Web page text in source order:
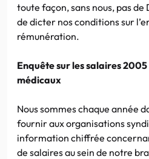
toute façon, sans nous, pas de
de dicter nos conditions sur
rémunération.
Enquête sur les salaires
médicaux
Nous sommes chaque année
fournir aux organisations
information chiffrée
de salaires au sein de notre